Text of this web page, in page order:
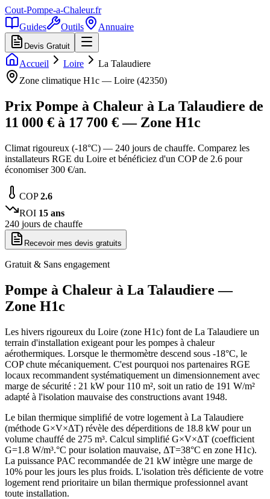
Cout-Pompe-a-Chaleur.fr
Guides
Outils Annuaire
Devis Gratuit
Accueil Loire
La Talaudiere
Zone climatique H1c — Loire (42350)
Prix Pompe à Chaleur à La Talaudiere de
11 000 € à 17 700 € — Zone H1c
Climat rigoureux (-18°C) — 240 jours de chauffe. Comparez les
installateurs RGE du Loire et bénéficiez d'un COP de 2.6 pour
économiser 300 €/an.
COP2.6
ROI 15 ans
240 jours de chauffe
Recevoir mes devis gratuits
Gratuit & Sans engagement
Pompe à Chaleur à La Talaudiere —
Zone H1c
Les hivers rigoureux du Loire (zone H1c) font de La Talaudiere un
terrain d'installation exigeant pour les pompes à chaleur
aérothermiques. Lorsque le thermomètre descend sous -18°C, le
COP chute mécaniquement. C'est pourquoi nos partenaires RGE
locaux recommandent systématiquement un dimensionnement avec
marge de sécurité : 21 kW pour 110 m², soit un ratio de 191 W/m²
adapté à l'isolation mauvaise des constructions avant 1948.
Le bilan thermique simplifié de votre logement à La Talaudiere
(méthode G×V×ΔT) révèle des déperditions de 18.8 kW pour un
volume chauffé de 275 m³. Calcul simplifié G×V×ΔT (coefficient
G=1.8 W/m³.°C pour isolation mauvaise, ΔT=38°C en zone H1c).
La puissance PAC recommandée de 21 kW intègre une marge de
10% pour les jours les plus froids. L'isolation très déficiente de votre
logement rend prioritaire un bilan thermique professionnel avant
toute installation.